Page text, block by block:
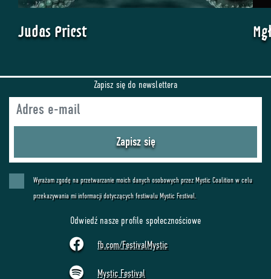
Judas Priest
Zapisz się do newslettera
Zapisz się
Wyrażam zgodę na przetwarzanie moich danych osobowych przez Mystic Coalition w celu
przekazywania mi informacji dotyczących festiwalu Mystic Festival.
Odwiedź nasze profile społecznościowe
fb.com/FestivalMystic
Mystic Festival